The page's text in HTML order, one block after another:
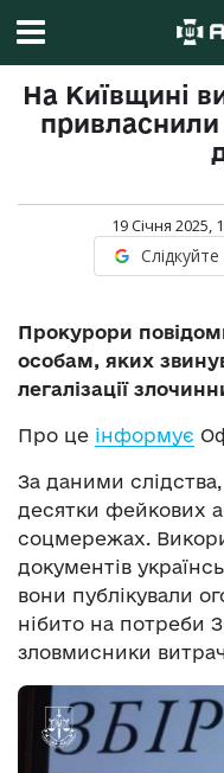
На Київщині
привласнили
19 Січня 2025,
Прокурори
особам, яких
легалізації
Про це інформує
За даними
десятки фейкових
соцмережах.
документів
вони публікували
нібито на потреби
зловмисники